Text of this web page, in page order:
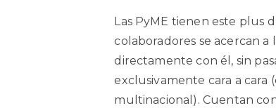
Las PyME tienen este plus
colaboradores se acercan
directamente con él, sin
exclusivamente cara a cara
multinacional). Cuentan